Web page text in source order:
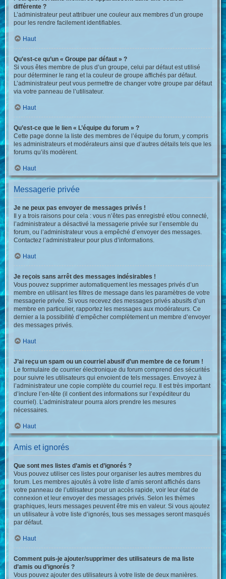
différente ?
L’administrateur peut attribuer une couleur aux membres d’un groupe
pour les rendre facilement identifiables.
Haut
Qu’est-ce qu’un « Groupe par défaut » ?
Si vous êtes membre de plus d’un groupe, celui par défaut est utilisé
pour déterminer le rang et la couleur de groupe affichés par défaut.
L’administrateur peut vous permettre de changer votre groupe par défaut
via votre panneau de l’utilisateur.
Haut
Qu’est-ce que le lien « L’équipe du forum » ?
Cette page donne la liste des membres de l’équipe du forum, y compris
les administrateurs et modérateurs ainsi que d’autres détails tels que les
forums qu’ils modèrent.
Haut
Messagerie privée
Je ne peux pas envoyer de messages privés !
Il y a trois raisons pour cela : vous n’êtes pas enregistré et/ou connecté,
l’administrateur a désactivé la messagerie privée sur l’ensemble du
forum, ou l’administrateur vous a empêché d’envoyer des messages.
Contactez l’administrateur pour plus d’informations.
Haut
Je reçois sans arrêt des messages indésirables !
Vous pouvez supprimer automatiquement les messages privés d’un
membre en utilisant les filtres de message dans les paramètres de votre
messagerie privée. Si vous recevez des messages privés abusifs d’un
membre en particulier, rapportez les messages aux modérateurs. Ce
dernier a la possibilité d’empêcher complètement un membre d’envoyer
des messages privés.
Haut
J’ai reçu un spam ou un courriel abusif d’un membre de ce forum !
Le formulaire de courrier électronique du forum comprend des sécurités
pour suivre les utilisateurs qui envoient de tels messages. Envoyez à
l’administrateur une copie complète du courriel reçu. Il est très important
d’inclure l’en-tête (il contient des informations sur l’expéditeur du
courriel). L’administrateur pourra alors prendre les mesures
nécessaires.
Haut
Amis et ignorés
Que sont mes listes d’amis et d’ignorés ?
Vous pouvez utiliser ces listes pour organiser les autres membres du
forum. Les membres ajoutés à votre liste d’amis seront affichés dans
votre panneau de l’utilisateur pour un accès rapide, voir leur état de
connexion et leur envoyer des messages privés. Selon les thèmes
graphiques, leurs messages peuvent être mis en valeur. Si vous ajoutez
un utilisateur à votre liste d’ignorés, tous ses messages seront masqués
par défaut.
Haut
Comment puis-je ajouter/supprimer des utilisateurs de ma liste
d’amis ou d’ignorés ?
Vous pouvez ajouter des utilisateurs à votre liste de deux manières.